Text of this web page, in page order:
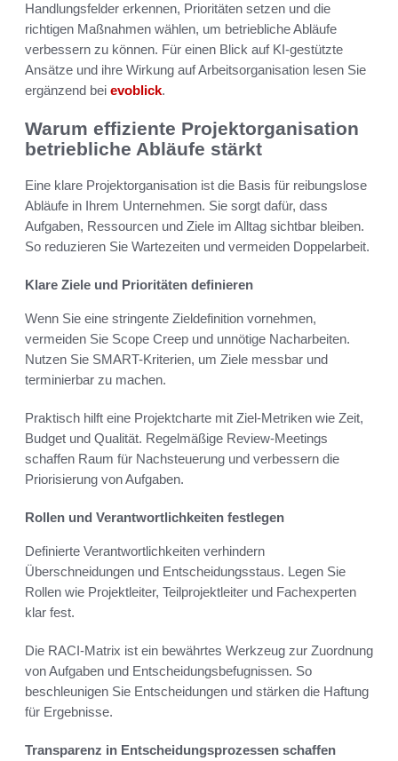
Handlungsfelder erkennen, Prioritäten setzen und die
richtigen Maßnahmen wählen, um betriebliche Abläufe
verbessern zu können. Für einen Blick auf KI-gestützte
Ansätze und ihre Wirkung auf Arbeitsorganisation lesen Sie
ergänzend bei evoblick.
Warum effiziente Projektorganisation
betriebliche Abläufe stärkt
Eine klare Projektorganisation ist die Basis für reibungslose
Abläufe in Ihrem Unternehmen. Sie sorgt dafür, dass
Aufgaben, Ressourcen und Ziele im Alltag sichtbar bleiben.
So reduzieren Sie Wartezeiten und vermeiden Doppelarbeit.
Klare Ziele und Prioritäten definieren
Wenn Sie eine stringente Zieldefinition vornehmen,
vermeiden Sie Scope Creep und unnötige Nacharbeiten.
Nutzen Sie SMART-Kriterien, um Ziele messbar und
terminierbar zu machen.
Praktisch hilft eine Projektcharte mit Ziel-Metriken wie Zeit,
Budget und Qualität. Regelmäßige Review-Meetings
schaffen Raum für Nachsteuerung und verbessern die
Priorisierung von Aufgaben.
Rollen und Verantwortlichkeiten festlegen
Definierte Verantwortlichkeiten verhindern
Überschneidungen und Entscheidungsstaus. Legen Sie
Rollen wie Projektleiter, Teilprojektleiter und Fachexperten
klar fest.
Die RACI-Matrix ist ein bewährtes Werkzeug zur Zuordnung
von Aufgaben und Entscheidungsbefugnissen. So
beschleunigen Sie Entscheidungen und stärken die Haftung
für Ergebnisse.
Transparenz in Entscheidungsprozessen schaffen